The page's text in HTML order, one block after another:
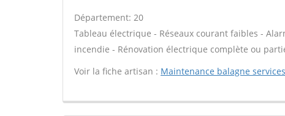
Département: 20
Tableau électrique - Réseaux courant faibles -
incendie - Rénovation électrique complète ou
Voir la fiche artisan : Maintenance balagne services